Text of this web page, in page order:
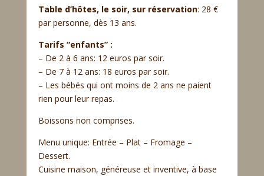
Table d’hôtes, le soir, sur réservation: 28 €
par personne, dès 13 ans.
Tarifs “enfants” :
– De 2 à 6 ans: 12 euros par soir.
– De 7 à 12 ans: 18 euros par soir.
– Les bébés qui ont moins de 2 ans ne paient
rien pour leur repas.
Boissons non comprises.
Menu unique: Entrée – Plat – Fromage –
Dessert.
Cuisine maison, généreuse et inventive, à base